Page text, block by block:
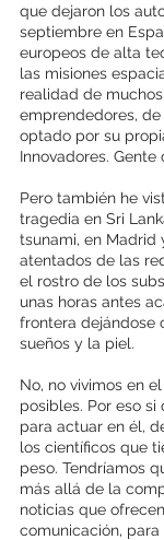
que dejaron los
septiembre en
europeos de alta
las misiones
realidad de
emprendedores,
optado por su
Innovadores. Gente
Pero también he
tragedia en Sri
tsunami, en Madrid
atentados de las
el rostro de los
unas horas antes
frontera dejándose
sueños y la piel.
No, no vivimos en
posibles. Por eso
para actuar en él,
los científicos que
peso. Tendríamos
más allá de la
noticias que
comunicación,